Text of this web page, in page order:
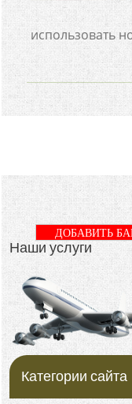
использовать
Наши услуги
ДОБАВИТЬ
Категории сайта